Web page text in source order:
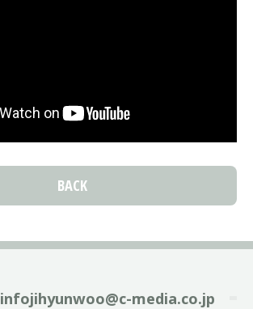
BACK
infojihyunwoo@c-media.co.jp